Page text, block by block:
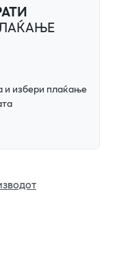
и избери плаќање